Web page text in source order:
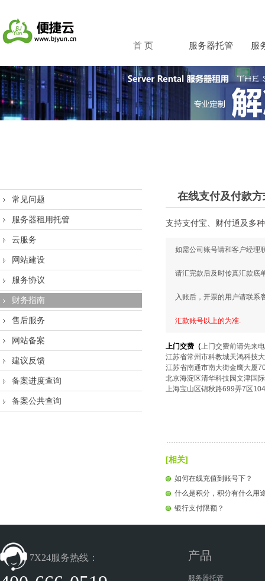
首 页 服务器托管 服
常见问题
服务器租用托管
云服务
网站建设
服务协议
财务指南
售后服务
网站备案
建议反馈
备案进度查询
备案公共查询
在线支付及付款方
支持支付宝、财付通及多
如需公司账号请和客户经理
请汇完款后及时传真汇款底
入账后，开票的用户请联系
汇款账号以上的为准.
上门交费（上门交费前请先来
江苏省常州市科教城天鸿科技
江苏省南通市南大街金鹰大厦
北京海淀区清华科技园文津国
上海宝山区锦秋路699弄7区
[相关]
如何在线充值到账号下？
什么是积分，积分有什么用
银行支付限额？
7X24服务热线： 产品
服务器托管